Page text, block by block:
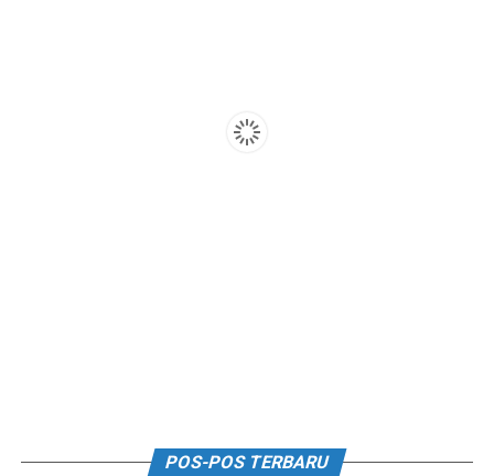
POS-POS TERBARU